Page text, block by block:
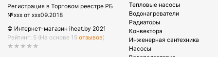
Регистрация в Торговом реестре РБ
№xxx от xxx09.2018
© Интернет-магазин iheat.by 2021
Рейтинг: 5 (На основе 15 отзывов)
★★★★★
Тепловые насосы
Водонагреватели
Радиаторы
Конвектора
Инженерная сантехника
Насосы